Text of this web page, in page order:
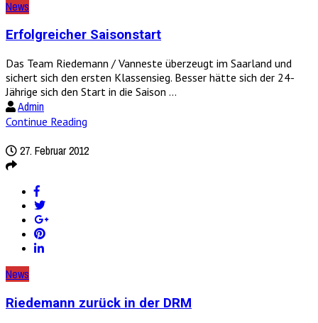
News
Erfolgreicher Saisonstart
Das Team Riedemann / Vanneste überzeugt im Saarland und
sichert sich den ersten Klassensieg. Besser hätte sich der 24-
Jährige sich den Start in die Saison ...
Admin
Continue Reading
27. Februar 2012
News
Riedemann zurück in der DRM